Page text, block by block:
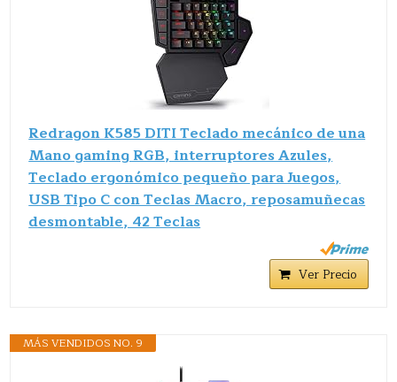
Redragon K585 DITI Teclado mecánico de una
Mano gaming RGB, interruptores Azules,
Teclado ergonómico pequeño para Juegos,
USB Tipo C con Teclas Macro, reposamuñecas
desmontable, 42 Teclas
Ver Precio
MÁS VENDIDOS NO. 9